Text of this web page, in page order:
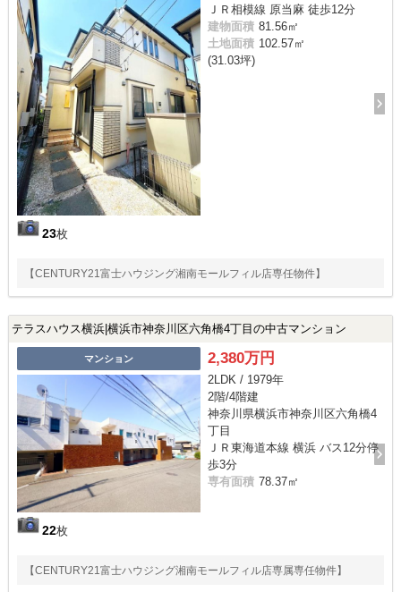
23枚
ＪＲ相模線 原当麻 徒歩12分
建物面積 81.56㎡
土地面積 102.57㎡
(31.03坪)
【CENTURY21富士ハウジング湘南モールフィル店専任物件】
テラスハウス横浜|横浜市神奈川区六角橋4丁目の中古マンション
マンション
22枚
2,380万円
2LDK / 1979年
2階/4階建
神奈川県横浜市神奈川区六角橋4
丁目
ＪＲ東海道本線 横浜 バス12分停
歩3分
専有面積 78.37㎡
【CENTURY21富士ハウジング湘南モールフィル店専属専任物件】